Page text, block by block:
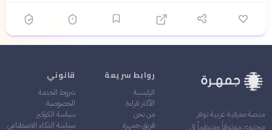
منصة معرفية عربية توفر
محتوى موثوقاً ومنظماً في
روابط سريعة
الرئيسية
الأكثر قراءة
من نحن
فريق جمهرة
قانوني
شروط الخدمة
الخصوصية
سياسة الكوكيز
سياسة الذكاء الاصطناعي